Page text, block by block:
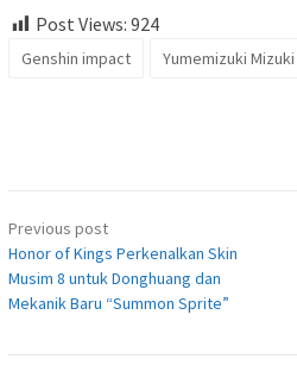
Post Views: 924
Genshin impact Yumemizuki Mizuki
Post
navigation
Previous post
Honor of Kings Perkenalkan Skin
Musim 8 untuk Donghuang dan
Mekanik Baru “Summon Sprite”